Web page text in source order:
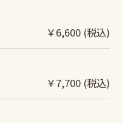
￥6,600 (税込)
￥7,700 (税込)